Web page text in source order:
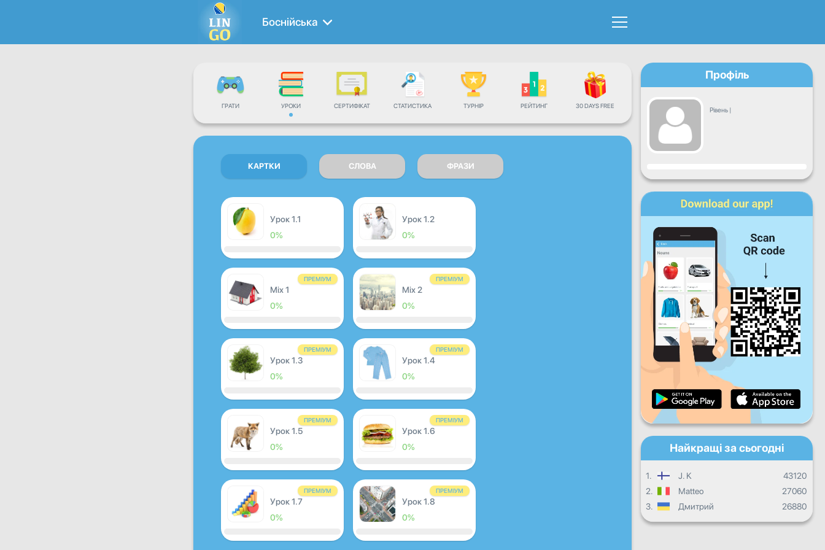
Боснійська
ГРАТИ УРОКИ СЕРТИФІКАТ СТАТИСТИКА ТУРНІР РЕЙТИНГ 30 DAYS FREE
КАРТКИ СЛОВА ФРАЗИ
Урок 1.1
0%
Урок 1.2
0%
ПРЕМІУМ
Mix 1
0%
ПРЕМІУМ
Mix 2
0%
ПРЕМІУМ
Урок 1.3
0%
ПРЕМІУМ
Урок 1.4
0%
ПРЕМІУМ
Урок 1.5
0%
ПРЕМІУМ
Урок 1.6
0%
ПРЕМІУМ
Урок 1.7
0%
ПРЕМІУМ
Урок 1.8
0%
Профіль
Рівень |
Прогрес
Пн Ср Чт
Сб Нд
Щоденний прогрес
Щомісячний прогрес
Загальний прогрес
Найкращі за сьогодні
1. J. K
43120
2.
Matteo
27060
3.
Дмитрий 26880